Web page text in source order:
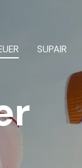
Alle
SUPAIR